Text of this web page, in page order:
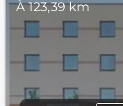
À 123,39 km